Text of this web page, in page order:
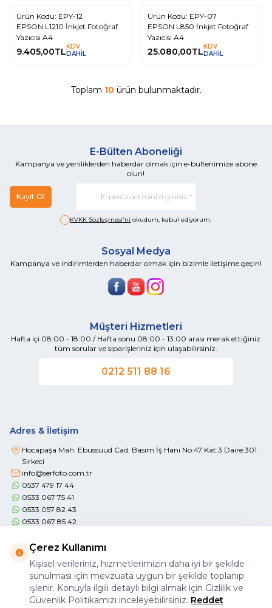
Ürün Kodu: EPY-12
EPSON L1210 İnkjet Fotoğraf
Yazıcısı A4
9.405,00TLKDV
DAHİL
Ürün Kodu: EPY-07
EPSON L850 İnkjet Fotoğraf
Yazıcısı A4
25.080,00TLKDV
DAHİL
Toplam 10ürün bulunmaktadır.
E-Bülten Aboneliği
Kampanya ve yeniliklerden haberdar olmak için e-bültenimize abone
olun!
Kayıt Ol
KVKK Sözleşmesi'ni okudum, kabul ediyorum.
Sosyal Medya
Kampanya ve indirimlerden haberdar olmak için bizimle iletişime geçin!
Müşteri Hizmetleri
Hafta içi 08:00 - 18:00 / Hafta sonu 08:00 - 13:00 arası merak ettiğiniz
tüm sorular ve siparişleriniz için ulaşabilirsiniz.
0212 511 88 16
Adres & İletişim
Hocapaşa Mah. Ebussuud Cad. Basım İş Hanı No:47 Kat:3 Daire:301
Sirkeci
info@serfoto.com.tr
0537 479 17 44
0533 067 75 41
0533 057 82 43
0533 067 85 42
Önemli Bilgiler
Çerez Kullanımı
Kişisel verileriniz, hizmetlerimizin daha iyi bir şekilde
sunulması için mevzuata uygun bir şekilde toplanıp
işlenir. Konuyla ilgili detaylı bilgi almak için Gizlilik ve
Güvenlik Politikamızı inceleyebilirsiniz. Reddet